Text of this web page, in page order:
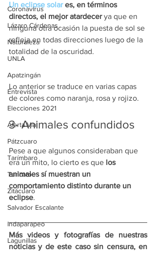
Coronavirus
Lázaro Cárdenas
Naturaleza
UNLA
Apatzingán
Entrevista
Elecciones 2021
Alerta Vial
Pátzcuaro
Tarímbaro
Turicato
Zitácuaro
Salvador Escalante
Indaparapeo
Lagunillas
Un eclipse solar es, en términos
directos, el mejor atardecer ya que en
ninguna otra ocasión la puesta de sol se
refleja en todas direcciones luego de la
totalidad de la oscuridad.
Lo anterior se traduce en varias capas
de colores como naranja, rosa y rojizo.
3- Animales confundidos
Pese a que algunos consideraban que
era un mito, lo cierto es que los
animales sí muestran un
comportamiento distinto durante un
eclipse.
Más videos y fotografías de nuestras
noticias y de este caso sin censura, en